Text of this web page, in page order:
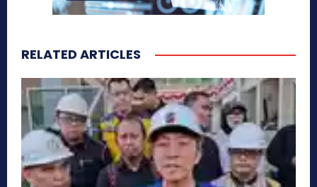
RELATED ARTICLES